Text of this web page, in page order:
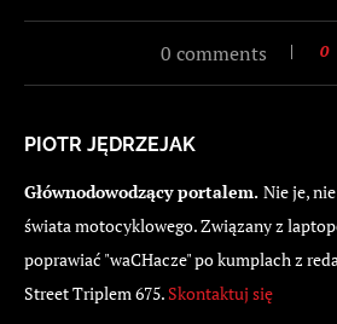
0 comments 0
PIOTR JĘDRZEJAK
Głównodowodzący portalem. Nie je,
świata motocyklowego. Związany z
poprawiać "waCHacze" po kumplach z
Street Triplem 675. Skontaktuj się